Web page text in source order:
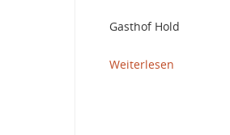
Gasthof Hold
Weiterlesen